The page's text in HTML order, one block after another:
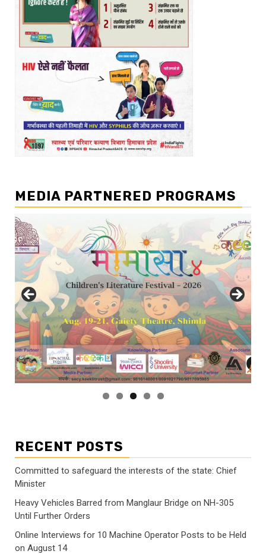
MEDIA PARTNERED PROGRAMS
RECENT POSTS
Committed to safeguard the interests of the state: Chief
Minister
Heavy Vehicles Barred from Manglaur Bridge on NH-305
Until Further Orders
Online Interviews for 10 Machine Operator Posts to be Held
on August 14